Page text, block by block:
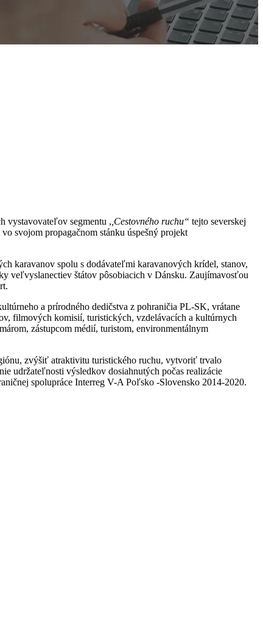
vystavovateľov segmentu , ,Cestovného ruchu“ tejto severskej
svojom propagačnom stánku úspešný projekt
karavanov spolu s dodávateľmi karavanových krídel, stanov,
veľvyslanectiev štátov pôsobiacich v Dánsku. Zaujímavosťou
a prírodného dedičstva z pohraničia PL-SK, vrátane
filmových komisií, turistických, vzdelávacích a kultúrnych
zástupcom médií, turistom, environmentálnym
zvýšiť atraktivitu turistického ruchu, vytvoriť trvalo
udržateľnosti výsledkov dosiahnutých počas realizácie
spolupráce Interreg V-A Poľsko -Slovensko 2014-2020.